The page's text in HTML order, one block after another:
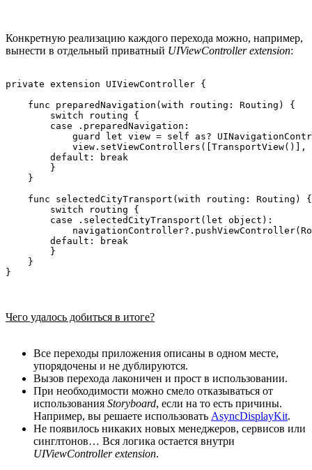
Конкретную реализацию каждого перехода можно, например,
вынести в отдельный приватный UIViewController extension:
private extension UIViewController {
    func preparedNavigation(with routing: Routing) {
        switch routing {
        case .preparedNavigation:
guard let view = self as?
view.setViewControllers([TransportView()],
        default: break
        }
    }
    func selectedCityTransport(with routing: Routing) {
        switch routing {
        case .selectedCityTransport(let object):
        default: break
        }
    }
}
Чего удалось добиться в итоге?
Все переходы приложения описаны в одном месте,
упорядочены и не дублируются.
Вызов перехода лаконичен и прост в использовании.
При необходимости можно смело отказываться от
использования Storyboard, если на то есть причины.
Например, вы решаете использовать AsyncDisplayKit.
Не появилось никаких новых менеджеров, сервисов или
синглтонов… Вся логика остается внутри
UIViewController extension.